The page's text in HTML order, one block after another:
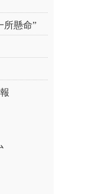
所懸命”